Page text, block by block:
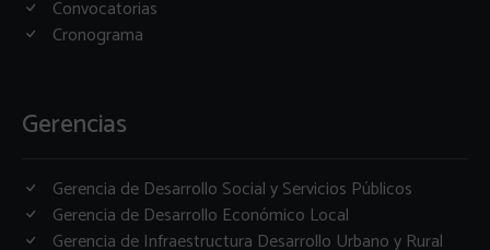
Convocatorias
Cronograma
Gerencias
Gerencia de Desarrollo Social y Servicios Públicos
Gerencia de Desarrollo Económico Local
Gerencia de Infraestructura Desarrollo Urbano y Rural